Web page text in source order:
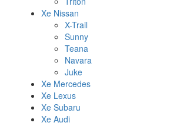
Xe Nissan
X-Trail
Sunny
Teana
Navara
Juke
Xe Mercedes
Xe Lexus
Xe Subaru
Xe Audi